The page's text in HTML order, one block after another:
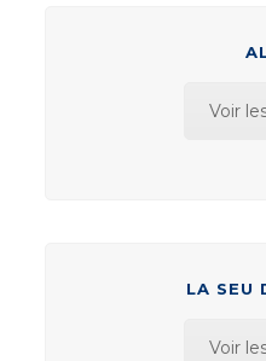
Voir
LA SEU
Voir